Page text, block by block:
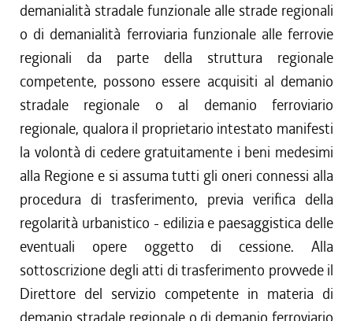
demanialità stradale funzionale alle strade regionali
o di demanialità ferroviaria funzionale alle ferrovie
regionali da parte della struttura regionale
competente, possono essere acquisiti al demanio
stradale regionale o al demanio ferroviario
regionale, qualora il proprietario intestato manifesti
la volontà di cedere gratuitamente i beni medesimi
alla Regione e si assuma tutti gli oneri connessi alla
procedura di trasferimento, previa verifica della
regolarità urbanistico - edilizia e paesaggistica delle
eventuali opere oggetto di cessione. Alla
sottoscrizione degli atti di trasferimento provvede il
Direttore del servizio competente in materia di